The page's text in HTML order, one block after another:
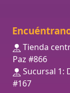
Tienda
Paz #866
Sucursal 1:
#167